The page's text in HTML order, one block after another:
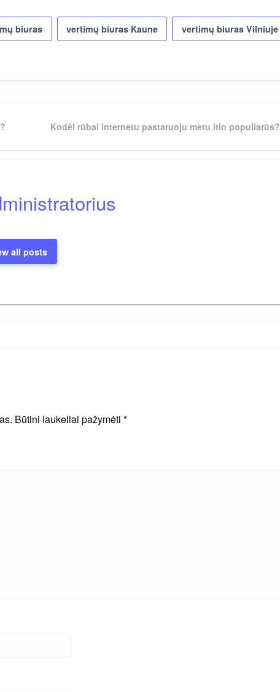
biuras vertimų biuras Kaune vertimų biuras Vilniuje
Next
Kodėl rūbai internetu pastaruoju metu itin populiarūs?
all posts
Būtini laukeliai pažymėti *